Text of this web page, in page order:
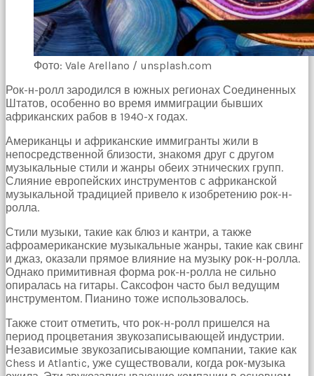
Фото: Vale Arellano / unsplash.com
Рок-н-ролл зародился в южных регионах Соединенных
Штатов, особенно во время иммиграции бывших
африканских рабов в 1940-х годах.
Американцы и африканские иммигранты жили в
непосредственной близости, знакомя друг с другом
музыкальные стили и жанры обеих этнических групп.
Слияние европейских инструментов с африканской
музыкальной традицией привело к изобретению рок-н-
ролла.
Стили музыки, такие как блюз и кантри, а также
афроамериканские музыкальные жанры, такие как свинг
и джаз, оказали прямое влияние на музыку рок-н-ролла.
Однако примитивная форма рок-н-ролла не сильно
опиралась на гитары. Саксофон часто был ведущим
инструментом. Пианино тоже использовалось.
Также стоит отметить, что рок-н-ролл пришелся на
период процветания звукозаписывающей индустрии.
Независимые звукозаписывающие компании, такие как
Chess и Atlantic, уже существовали, когда рок-музыка